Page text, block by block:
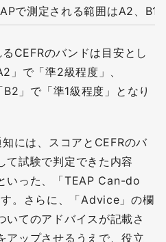
で測定される範囲はA2、B1
CEFRのバンドは目安とし
」で「準2級程度」、
B2」で「準1級程度」となり
には、スコアとCEFRのバ
て試験で判定できた内容
いった、「TEAP Can-do
。さらに、「Advice」の欄
いてのアドバイスが記載さ
アップさせるうえで、役立